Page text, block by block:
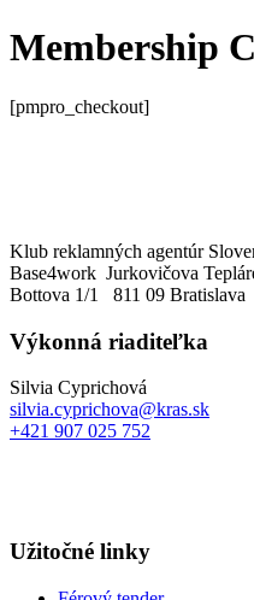
Membership
[pmpro_checkout]
Klub reklamných agentúr
Base4work Jurkovičova
Bottova 1/1 811 09 Bratislava
Výkonná riaditeľka
Silvia Cyprichová
silvia.cyprichova@kras.sk
+421 907 025 752
Užitočné linky